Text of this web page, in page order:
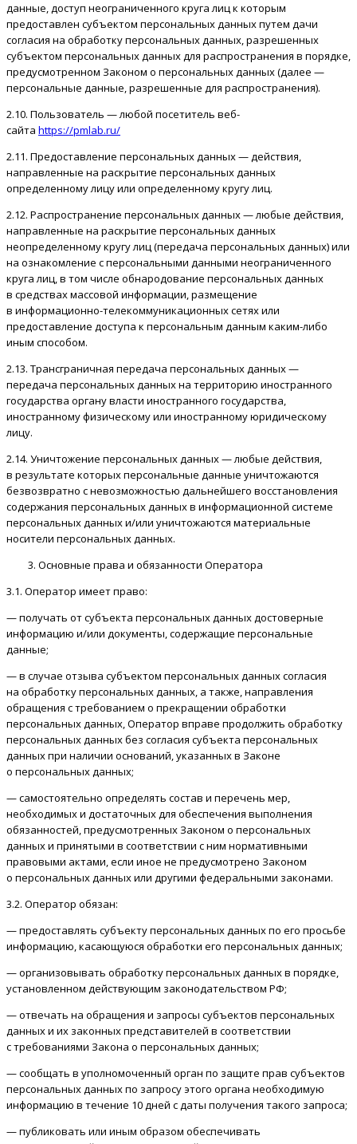
данные, доступ неограниченного круга лиц к которым
предоставлен субъектом персональных данных путем дачи
согласия на обработку персональных данных, разрешенных
субъектом персональных данных для распространения в порядке,
предусмотренном Законом о персональных данных (далее —
персональные данные, разрешенные для распространения).
2.10. Пользователь — любой посетитель веб-
сайта https://pmlab.ru/
2.11. Предоставление персональных данных — действия,
направленные на раскрытие персональных данных
определенному лицу или определенному кругу лиц.
2.12. Распространение персональных данных — любые действия,
направленные на раскрытие персональных данных
неопределенному кругу лиц (передача персональных данных) или
на ознакомление с персональными данными неограниченного
круга лиц, в том числе обнародование персональных данных
в средствах массовой информации, размещение
в информационно-телекоммуникационных сетях или
предоставление доступа к персональным данным каким-либо
иным способом.
2.13. Трансграничная передача персональных данных —
передача персональных данных на территорию иностранного
государства органу власти иностранного государства,
иностранному физическому или иностранному юридическому
лицу.
2.14. Уничтожение персональных данных — любые действия,
в результате которых персональные данные уничтожаются
безвозвратно с невозможностью дальнейшего восстановления
содержания персональных данных в информационной системе
персональных данных и/или уничтожаются материальные
носители персональных данных.
Основные права и обязанности Оператора
3.1. Оператор имеет право:
— получать от субъекта персональных данных достоверные
информацию и/или документы, содержащие персональные
данные;
— в случае отзыва субъектом персональных данных согласия
на обработку персональных данных, а также, направления
обращения с требованием о прекращении обработки
персональных данных, Оператор вправе продолжить обработку
персональных данных без согласия субъекта персональных
данных при наличии оснований, указанных в Законе
о персональных данных;
— самостоятельно определять состав и перечень мер,
необходимых и достаточных для обеспечения выполнения
обязанностей, предусмотренных Законом о персональных
данных и принятыми в соответствии с ним нормативными
правовыми актами, если иное не предусмотрено Законом
о персональных данных или другими федеральными законами.
3.2. Оператор обязан:
— предоставлять субъекту персональных данных по его просьбе
информацию, касающуюся обработки его персональных данных;
— организовывать обработку персональных данных в порядке,
установленном действующим законодательством РФ;
— отвечать на обращения и запросы субъектов персональных
данных и их законных представителей в соответствии
с требованиями Закона о персональных данных;
— сообщать в уполномоченный орган по защите прав субъектов
персональных данных по запросу этого органа необходимую
информацию в течение 10 дней с даты получения такого запроса;
— публиковать или иным образом обеспечивать